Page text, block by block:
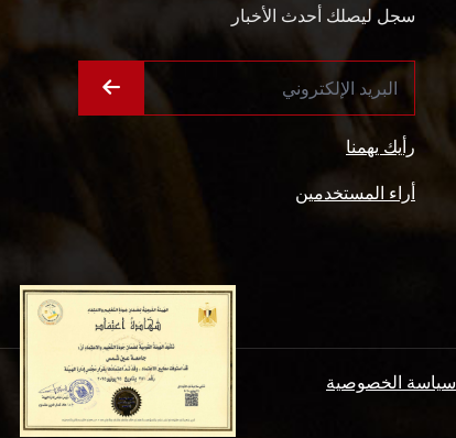
سجل ليصلك أحدث الأخبار
رأيك يهمنا
أراء المستخدمين
سياسة الخصوصية